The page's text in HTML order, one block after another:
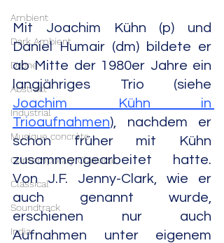
Ambient
Dark Ambient
Drone
Abstract
Industrial
Musique concrète
Contemporary Classical
Classical
Soundtrack
India
Mit Joachim Kühn (p) und
Daniel Humair (dm) bildete er
ab Mitte der 1980er Jahre ein
Joachim Kühn in
Trioaufnahmen), nachdem er
schon früher mit Kühn
zusammengearbeitet hatte.
Von J.F. Jenny-Clark, wie er
auch genannt wurde,
erschienen nur auch
Aufnahmen unter eigenem